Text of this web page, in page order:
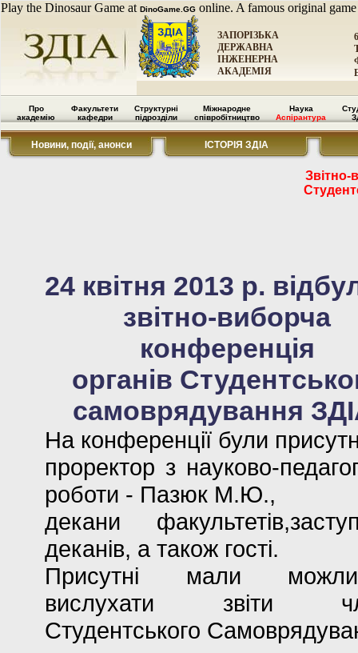
Play the Dinosaur Game at DinoGame.GG online. A famous original
ЗАПОРІЗЬКА
ДЕРЖАВНА
ІНЖЕНЕРНА
АКАДЕМІЯ
Про
академію
Факультети
кафедри
Структурні
підрозділи
Міжнародне
співробітництво
Наука
Аспірантура
Новини, події, анонси ІСТОРІЯ ЗДІА
Звітно-
24 квітня 2013 р.
звітно-виборча
конференція
органів
самоврядування
На конференції були
проректор з науково-
роботи - Пазюк М.Ю.,
декани
деканів, а також гості.
Присутні мали
вислухати звіти
Студентського